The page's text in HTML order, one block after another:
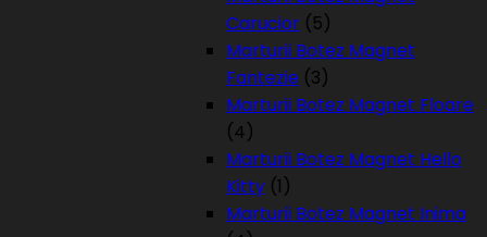
Carucior (5)
Marturii Botez Magnet
Fantezie (3)
Marturii Botez Magnet Floare
(4)
Marturii Botez Magnet Hello
Kitty (1)
Marturii Botez Magnet Inima